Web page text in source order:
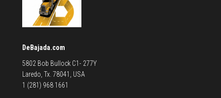
DeBajada.com
5802 Bob Bullock C1- 277Y
Laredo, Tx. 78041, USA
1 (281) 968 1661